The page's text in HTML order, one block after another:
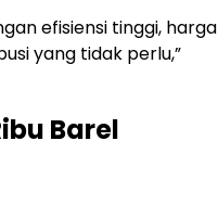
efisiensi tinggi, harga
yang tidak perlu,”
Barel